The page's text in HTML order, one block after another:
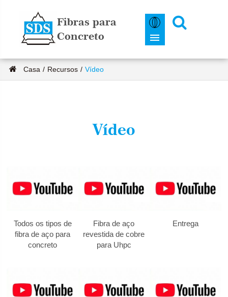
Fibras para
Concreto
Casa Recursos Vídeo
Vídeo
Todos os tipos de
fibra de aço para
concreto
Fibra de aço
revestida de cobre
para Uhpc
Entrega